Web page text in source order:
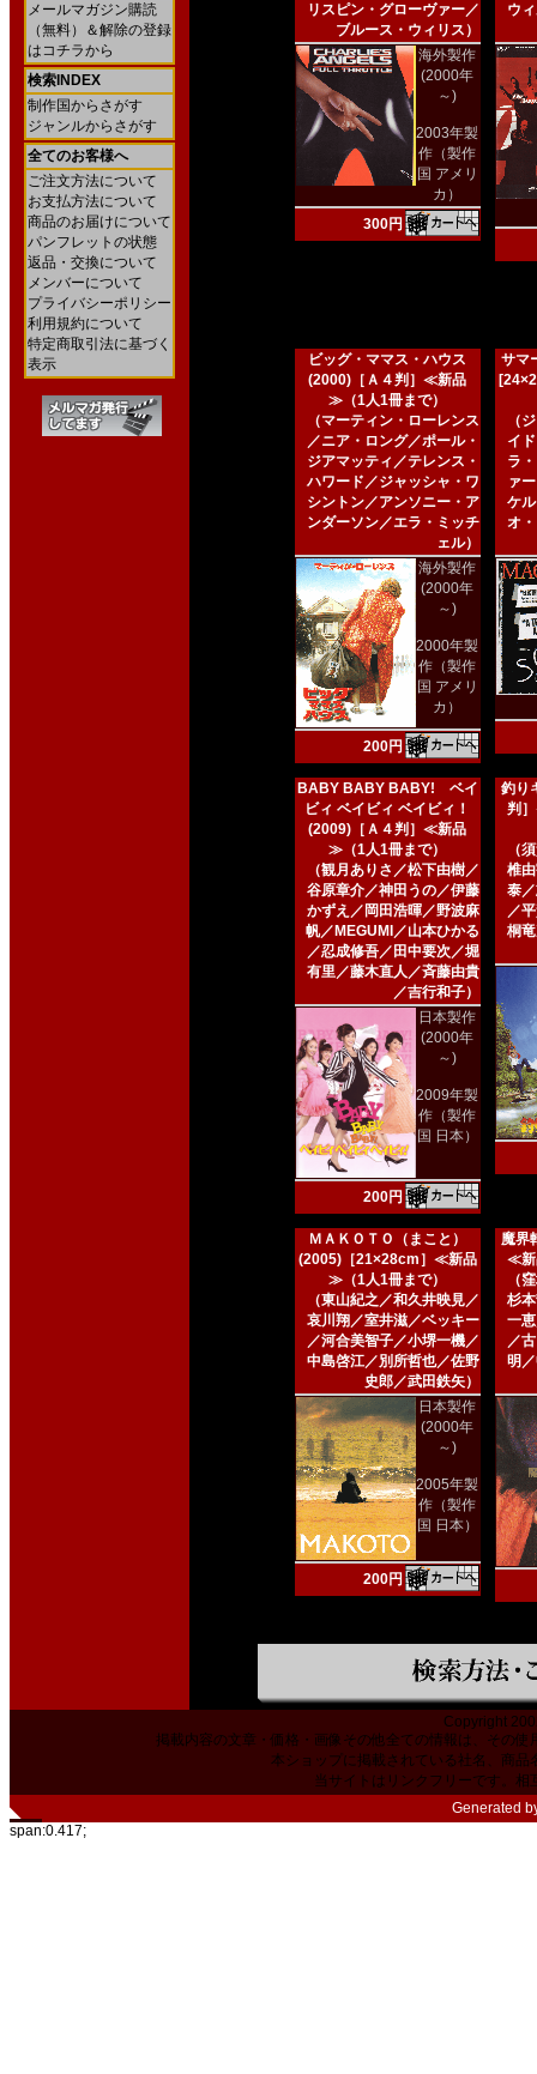
メールマガジン購読
（無料）＆解除の登録
はコチラから
検索INDEX
制作国からさがす
ジャンルからさがす
全てのお客様へ
ご注文方法について
お支払方法について
商品のお届けについて
パンフレットの状態
返品・交換について
メンバーについて
プライバシーポリシー
利用規約について
特定商取引法に基づく
表示
リスピン・グローヴァー／
ブルース・ウィリス）
海外製作
(2000年
～)
2003年製
作（製作
国 アメリ
カ）
300円
ウ
ビッグ・ママス・ハウス
(2000)［Ａ４判］≪新品
≫（1人1冊まで）
（マーティン・ローレンス
／ニア・ロング／ポール・
ジアマッティ／テレンス・
ハワード／ジャッシャ・ワ
シントン／アンソニー・ア
ンダーソン／エラ・ミッチ
ェル）
海外製作
(2000年
～)
2000年製
作（製作
国 アメリ
カ）
200円
サマ
（
イ
ラ
ァ
ケ
オ
BABY BABY BABY! ベイ
ビィ ベイビィ ベイビィ！
(2009)［Ａ４判］≪新品
≫（1人1冊まで）
（観月ありさ／松下由樹／
谷原章介／神田うの／伊藤
かずえ／岡田浩暉／野波麻
帆／MEGUMI／山本ひかる
／忍成修吾／田中要次／堀
有里／藤木直人／斉藤由貴
／吉行和子）
日本製作
(2000年
～)
2009年製
作（製作
国 日本）
200円
釣り
判
（
椎
泰
／
桐
ＭＡＫＯＴＯ（まこと）
(2005)［21×28cm］≪新品
≫（1人1冊まで）
（東山紀之／和久井映見／
哀川翔／室井滋／ベッキー
／河合美智子／小堺一機／
中島啓江／別所哲也／佐野
史郎／武田鉄矢）
日本製作
(2000年
～)
2005年製
作（製作
国 日本）
200円
魔界
≪新
（
杉
一
／
明
Copyright
掲載内容の文章・価格・画像その他全ての情報は、その
本ショップに掲載されている社名、商
当サイトはリンクフリーです。相
Generated
span:0.417;